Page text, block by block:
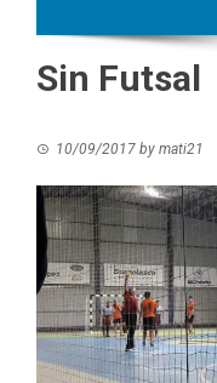
Sin Futsal
10/09/2017 by mati21